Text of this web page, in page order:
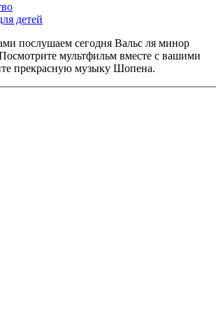
детей
послушаем сегодня Вальс ля минор
мультфильм вместе с вашими
прекрасную музыку Шопена.